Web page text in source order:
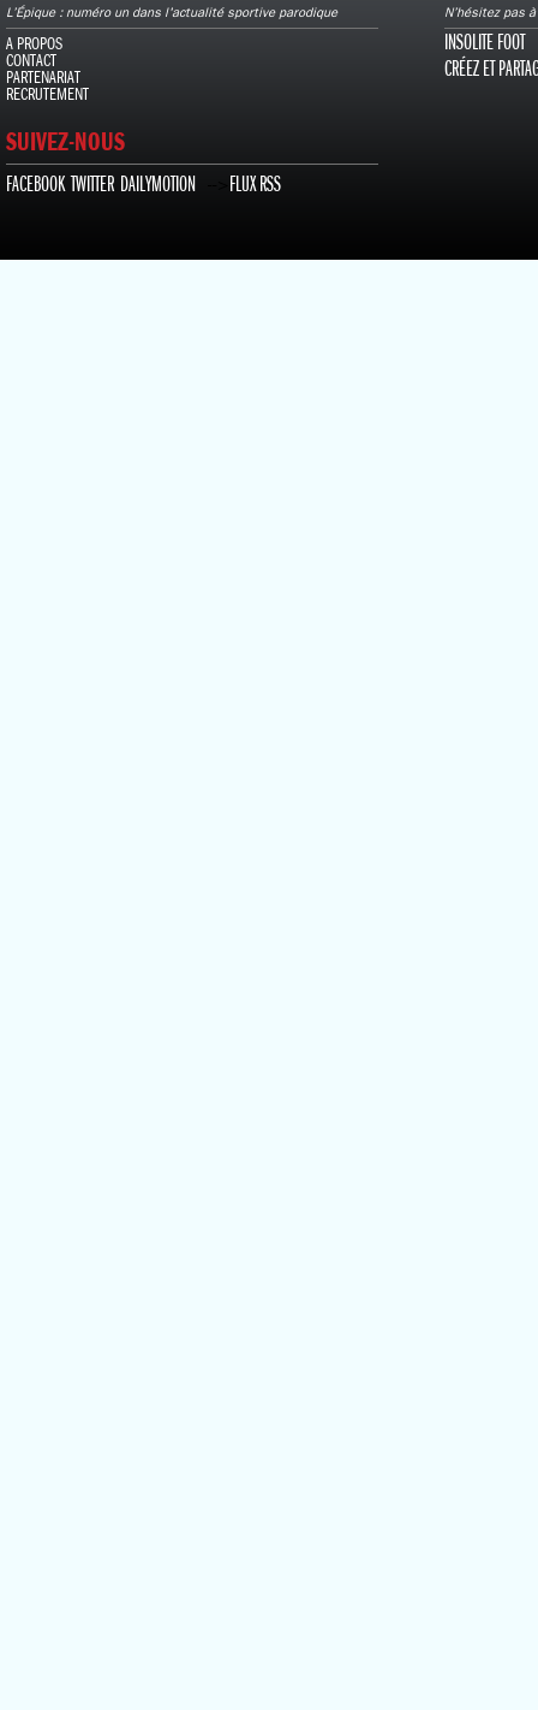
L’Épique : numéro un dans l'actualité sportive parodique
A PROPOS
CONTACT
PARTENARIAT
RECRUTEMENT
SUIVEZ-NOUS
FACEBOOK TWITTER DAILYMOTION FLUX RSS
N’hésitez pas
INSOLITE FOOT
CRÉEZ ET